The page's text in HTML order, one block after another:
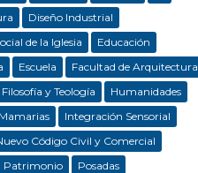
Diseño Industrial
de la Iglesia
Educación
Escuela
Facultad de Arquitectura
Filosofía y Teología
Humanidades
Integración Sensorial
Código Civil y Comercial
Patrimonio
Posadas